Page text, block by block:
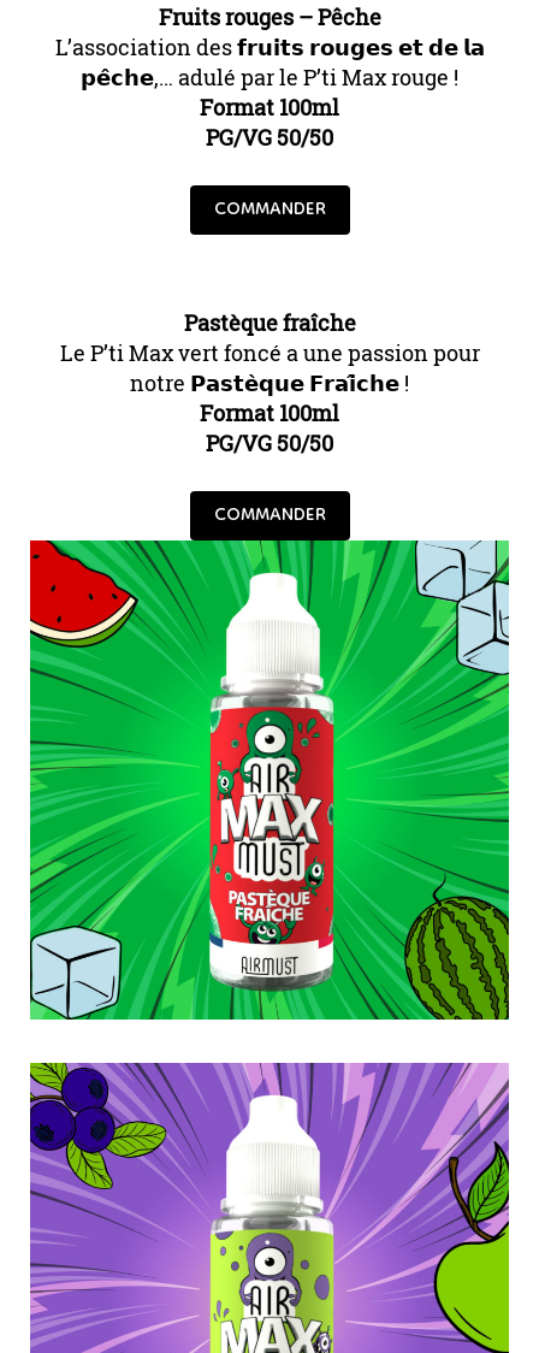
Fruits rouges – Pêche
L’association des 𝗳𝗿𝘂𝗶𝘁𝘀 𝗿𝗼𝘂𝗴𝗲𝘀 𝗲𝘁 𝗱𝗲 𝗹𝗮
𝗽𝗲̂𝗰𝗵𝗲,… adulé par le P’ti Max rouge !
Format 100ml
PG/VG 50/50
COMMANDER
Pastèque fraîche
Le P’ti Max vert foncé a une passion pour
notre 𝗣𝗮𝘀𝘁𝗲̀𝗾𝘂𝗲 𝗙𝗿𝗮𝗶̂𝗰𝗵𝗲 !
Format 100ml
PG/VG 50/50
COMMANDER